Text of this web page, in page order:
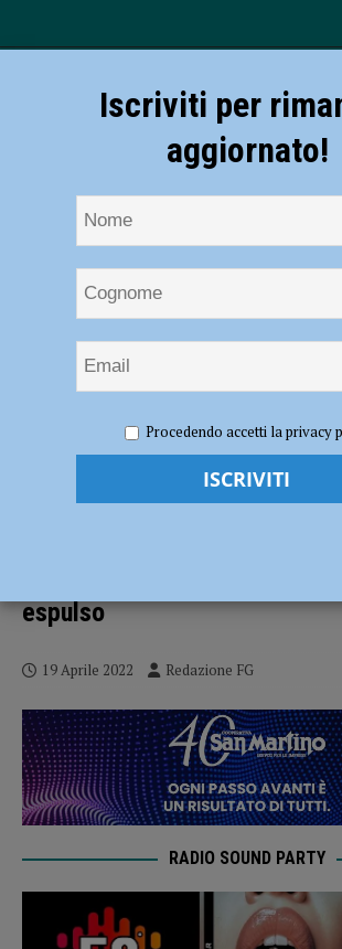
dagli automobilisti denaro corrispondente al
parcheggiatore abusivo bloccato ed espulso
Pretende dagli automobilisti
espulso
19 Aprile 2022 Redazione FG
RADIO SOUND PARTY
Iscriviti per
aggiornato!
Procedendo accetti la privacy